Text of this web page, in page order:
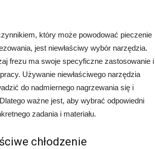
który może powodować pieczenie
jest niewłaściwy wybór narzędzia.
frezu ma swoje specyficzne zastosowanie i
Używanie niewłaściwego narzędzia
do nadmiernego nagrzewania się i
ważne jest, aby wybrać odpowiedni
zadania i materiału.
chłodzenie